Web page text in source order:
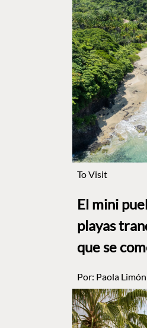
To Visit
El mini
playas
que se
Por: Paola Limón